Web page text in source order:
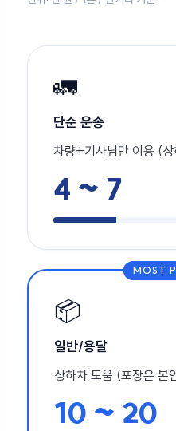
🚛
단순 운송
차량+기사님만 이용 (상
4 ~ 7
MOST
📦
일반/용달
상하차 도움 (포장은 본
10 ~ 20